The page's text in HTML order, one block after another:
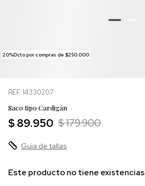
20%Dcto por compras de $250.000
REF. 14330207
Saco tipo Cardigán
$ 89.950 $ 179.900
Guia de tallas
Este producto no tiene existencias